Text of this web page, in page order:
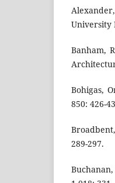
University
Banham,
Bohigas,
850: 426-
289-297.